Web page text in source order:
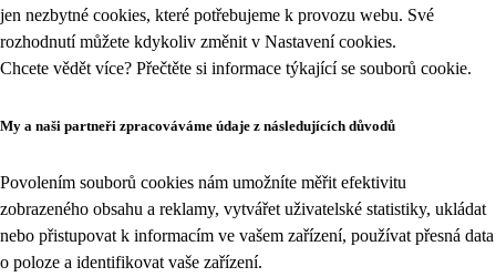
jen nezbytné cookies, které potřebujeme k provozu webu. Své
rozhodnutí můžete kdykoliv změnit v Nastavení cookies.
Chcete vědět více? Přečtěte si informace týkající se souborů cookie.
My a naši partneři zpracováváme údaje z následujících důvodů
Povolením souborů cookies nám umožníte měřit efektivitu
zobrazeného obsahu a reklamy, vytvářet uživatelské statistiky, ukládat
nebo přistupovat k informacím ve vašem zařízení, používat přesná data
o poloze a identifikovat vaše zařízení.